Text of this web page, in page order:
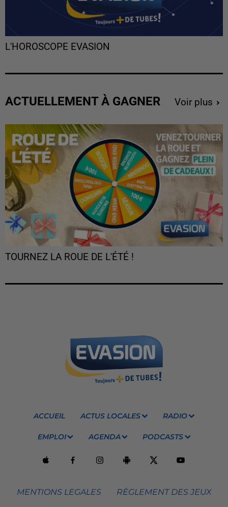
L'HOROSCOPE EVASION
ACTUELLEMENT À GAGNER Voir plus
TOURNEZ LA ROUE DE L'ÉTÉ !
ACCUEIL ACTUS LOCALES RADIO
EMPLOI AGENDA PODCASTS
MENTIONS LEGALES RÈGLEMENT DES JEUX